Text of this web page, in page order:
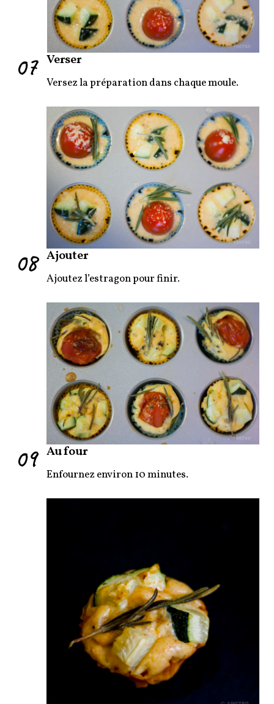
07 Verser
Versez la préparation dans chaque moule.
08 Ajouter
Ajoutez l’estragon pour finir.
09 Au four
Enfournez environ 10 minutes.